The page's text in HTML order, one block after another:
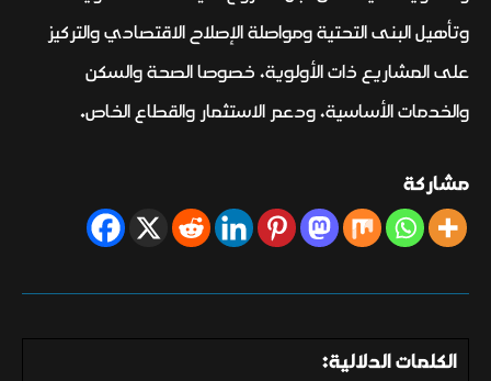
وتأهيل البنى التحتية ومواصلة الإصلاح الاقتصادي والتركيز
على المشاريع ذات الأولوية، خصوصا الصحة والسكن
والخدمات الأساسية، ودعم الاستثمار والقطاع الخاص.
مشاركة
الكلمات الدلالية: